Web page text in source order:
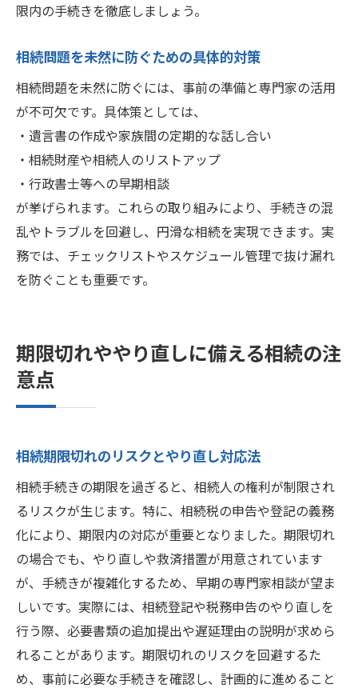
限内の手続きを徹底しましょう。
相続問題を未然に防ぐための具体的対策
相続問題を未然に防ぐには、事前の準備と専門家の活用
が不可欠です。具体策としては、
・遺言書の作成や家族間の定期的な話し合い
・相続財産や相続人のリストアップ
・行政書士等への早期相談
が挙げられます。これらの取り組みにより、手続きの混
乱やトラブルを回避し、円滑な相続を実現できます。実
務では、チェックリストやスケジュール管理で抜け漏れ
を防ぐことも重要です。
期限切れややり直しに備える相続の注
意点
相続期限切れのリスクとやり直し対応法
相続手続きの期限を過ぎると、相続人の権利が制限され
るリスクが生じます。特に、相続税の申告や登記の義務
化により、期限内の対応が重要となりました。期限切れ
の場合でも、やり直しや救済措置が用意されています
が、手続きが複雑化するため、早期の専門家相談が望ま
しいです。実際には、相続登記や税務申告のやり直しを
行う際、必要書類の追加提出や遅延理由の説明が求めら
れることがあります。期限切れのリスクを回避するた
め、事前に必要な手続きを確認し、計画的に進めること